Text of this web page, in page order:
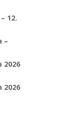
12.
–
2026
2026